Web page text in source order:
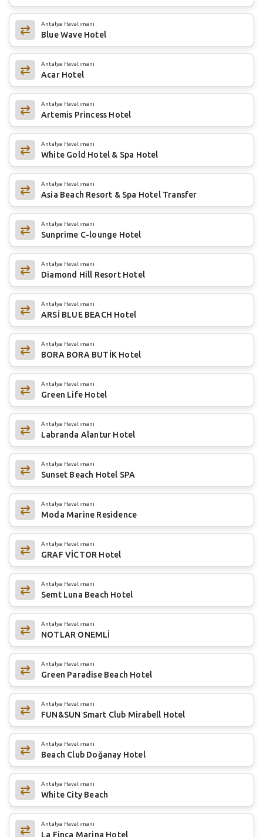
Antalya Havalimanı
Blue Wave Hotel
Antalya Havalimanı
Acar Hotel
Antalya Havalimanı
Artemis Princess Hotel
Antalya Havalimanı
White Gold Hotel & Spa Hotel
Antalya Havalimanı
Asia Beach Resort & Spa Hotel Transfer
Antalya Havalimanı
Sunprime C-lounge Hotel
Antalya Havalimanı
Diamond Hill Resort Hotel
Antalya Havalimanı
ARSİ BLUE BEACH Hotel
Antalya Havalimanı
BORA BORA BUTİK Hotel
Antalya Havalimanı
Green Life Hotel
Antalya Havalimanı
Labranda Alantur Hotel
Antalya Havalimanı
Sunset Beach Hotel SPA
Antalya Havalimanı
Moda Marine Residence
Antalya Havalimanı
GRAF VİCTOR Hotel
Antalya Havalimanı
Semt Luna Beach Hotel
Antalya Havalimanı
NOTLAR ONEMLİ
Antalya Havalimanı
Green Paradise Beach Hotel
Antalya Havalimanı
FUN&SUN Smart Club Mirabell Hotel
Antalya Havalimanı
Beach Club Doğanay Hotel
Antalya Havalimanı
White City Beach
Antalya Havalimanı
La Finca Marina Hotel